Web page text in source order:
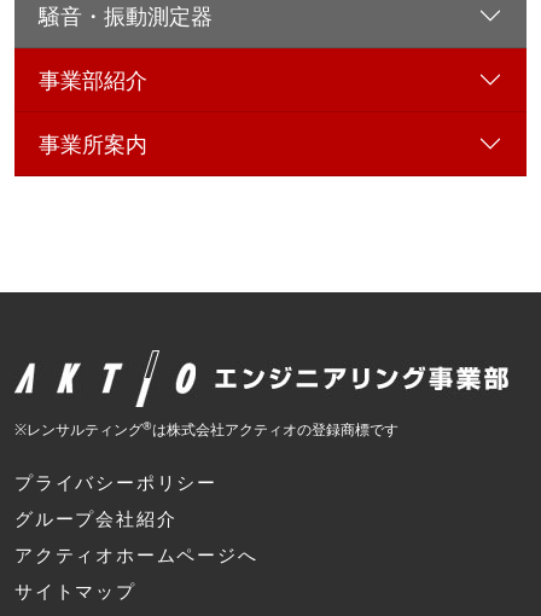
騒音・振動測定器
事業部紹介
事業所案内
※レンサルティング®は株式会社アクティオの登録商標です
プライバシーポリシー
グループ会社紹介
アクティオホームページへ
サイトマップ